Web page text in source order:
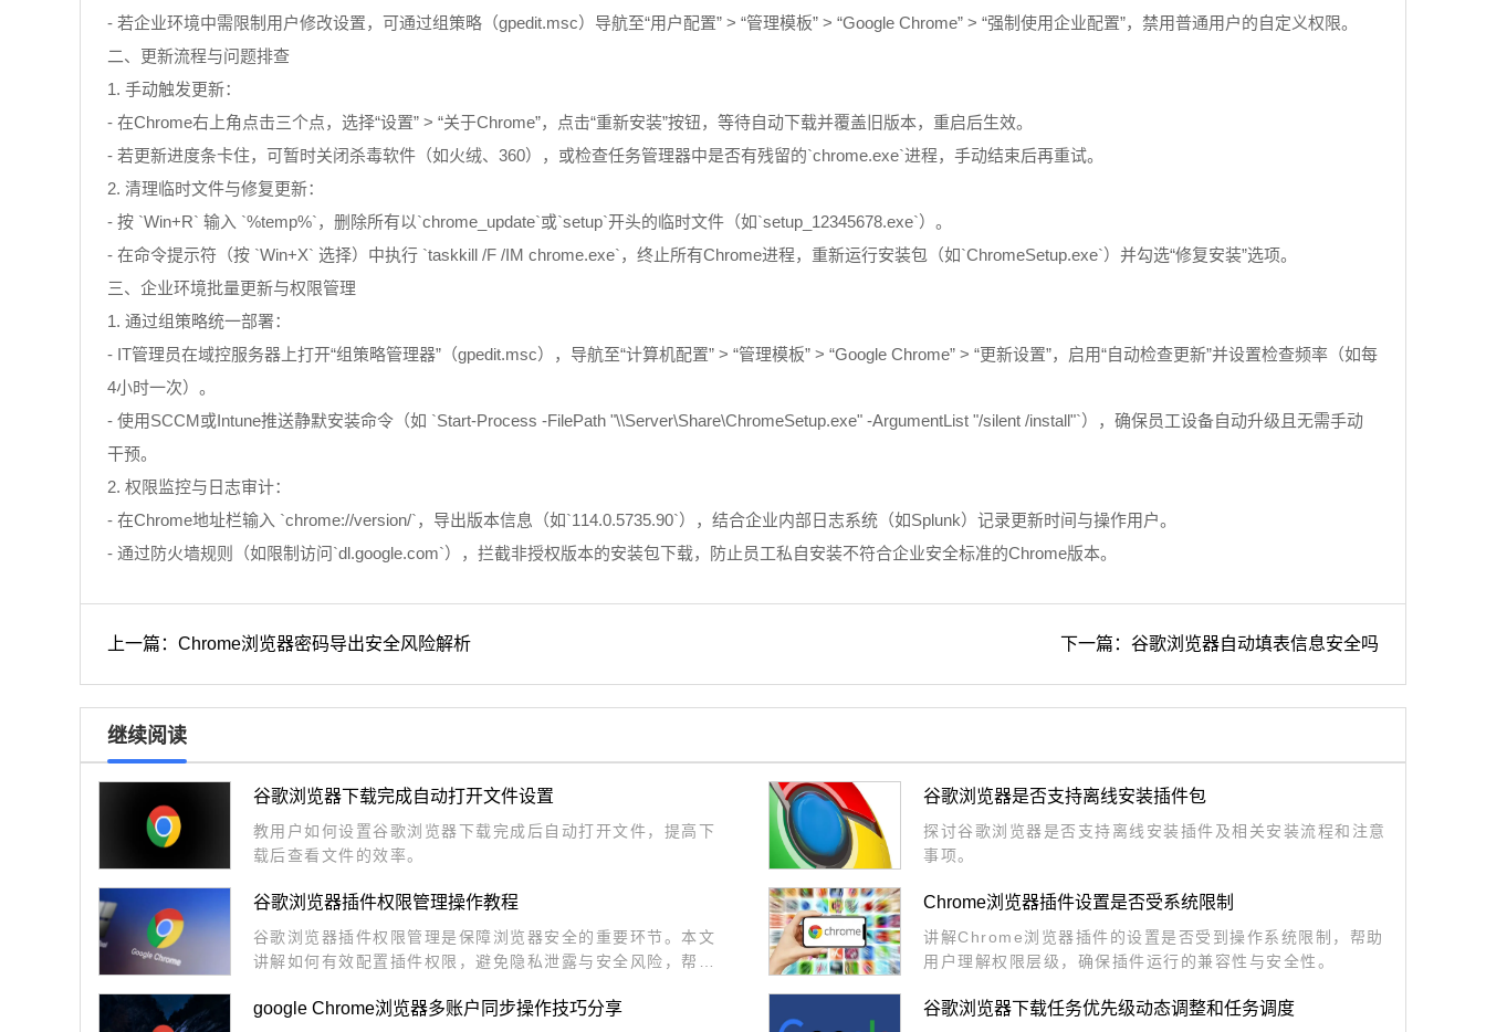
- 若企业环境中需限制用户修改设置，可通过组策略（gpedit.msc）导航至“用户配置” > “管理模板” > “Google Chrome” > “强制使用企业配置”，禁用普通用户的自定义权限。
二、更新流程与问题排查
1. 手动触发更新：
- 在Chrome右上角点击三个点，选择“设置” > “关于Chrome”，点击“重新安装”按钮，等待自动下载并覆盖旧版本，重启后生效。
- 若更新进度条卡住，可暂时关闭杀毒软件（如火绒、360），或检查任务管理器中是否有残留的`chrome.exe`进程，手动结束后再重试。
2. 清理临时文件与修复更新：
- 按 `Win+R` 输入 `%temp%`，删除所有以`chrome_update`或`setup`开头的临时文件（如`setup_12345678.exe`）。
- 在命令提示符（按 `Win+X` 选择）中执行 `taskkill /F /IM chrome.exe`，终止所有Chrome进程，重新运行安装包（如`ChromeSetup.exe`）并勾选“修复安装”选项。
三、企业环境批量更新与权限管理
1. 通过组策略统一部署：
- IT管理员在域控服务器上打开“组策略管理器”（gpedit.msc），导航至“计算机配置” > “管理模板” > “Google Chrome” > “更新设置”，启用“自动检查更新”并设置检查频率（如每
4小时一次）。
- 使用SCCM或Intune推送静默安装命令（如 `Start-Process -FilePath "\\Server\Share\ChromeSetup.exe" -ArgumentList "/silent /install"`），确保员工设备自动升级且无需手动
干预。
2. 权限监控与日志审计：
- 在Chrome地址栏输入 `chrome://version/`，导出版本信息（如`114.0.5735.90`），结合企业内部日志系统（如Splunk）记录更新时间与操作用户。
- 通过防火墙规则（如限制访问`dl.google.com`），拦截非授权版本的安装包下载，防止员工私自安装不符合企业安全标准的Chrome版本。
上一篇：Chrome浏览器密码导出安全风险解析 下一篇：谷歌浏览器自动填表信息安全吗
继续阅读
谷歌浏览器下载完成自动打开文件设置
教用户如何设置谷歌浏览器下载完成后自动打开文件，提高下
载后查看文件的效率。
谷歌浏览器是否支持离线安装插件包
探讨谷歌浏览器是否支持离线安装插件及相关安装流程和注意
事项。
谷歌浏览器插件权限管理操作教程
谷歌浏览器插件权限管理是保障浏览器安全的重要环节。本文
讲解如何有效配置插件权限，避免隐私泄露与安全风险，帮助
稳定性。
Chrome浏览器插件设置是否受系统限制
讲解Chrome浏览器插件的设置是否受到操作系统限制，帮助
用户理解权限层级，确保插件运行的兼容性与安全性。
google Chrome浏览器多账户同步操作技巧分享 谷歌浏览器下载任务优先级动态调整和任务调度